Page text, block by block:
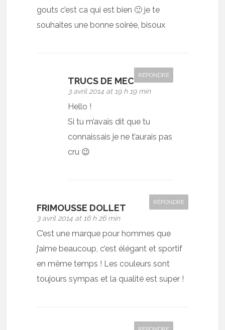
gouts c’est ca qui est bien 🙂 je te
souhaites une bonne soirée, bisoux
TRUCS DE MEC
3 avril 2014 at 19 h 19 min
RÉPONDRE
Hello !
Si tu m’avais dit que tu
connaissais je ne t’aurais pas
cru 😉
FRIMOUSSE DOLLET
3 avril 2014 at 16 h 26 min
RÉPONDRE
C’est une marque pour hommes que
j’aime beaucoup, c’est élégant et sportif
en même temps ! Les couleurs sont
toujours sympas et la qualité est super !